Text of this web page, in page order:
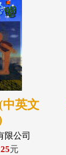
中英文
限公司
元